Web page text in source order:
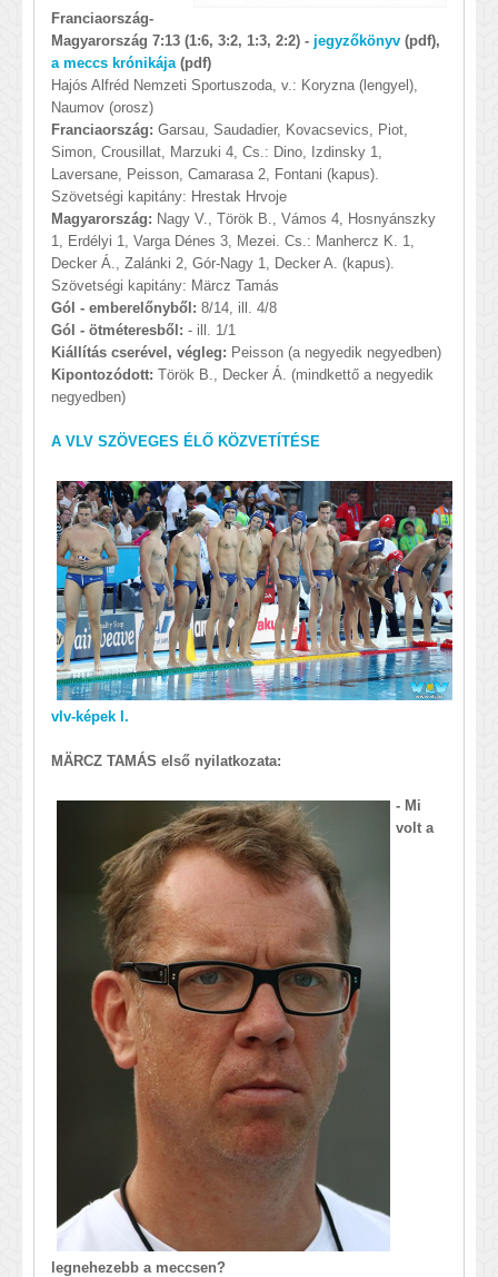
Franciaország-
Magyarország 7:13 (1:6, 3:2, 1:3, 2:2) - jegyzőkönyv (pdf),
a meccs krónikája (pdf)
Hajós Alfréd Nemzeti Sportuszoda, v.: Koryzna (lengyel),
Naumov (orosz)
Franciaország: Garsau, Saudadier, Kovacsevics, Piot,
Simon, Crousillat, Marzuki 4, Cs.: Dino, Izdinsky 1,
Laversane, Peisson, Camarasa 2, Fontani (kapus).
Szövetségi kapitány: Hrestak Hrvoje
Magyarország: Nagy V., Török B., Vámos 4, Hosnyánszky
1, Erdélyi 1, Varga Dénes 3, Mezei. Cs.: Manhercz K. 1,
Decker Á., Zalánki 2, Gór-Nagy 1, Decker A. (kapus).
Szövetségi kapitány: Märcz Tamás
Gól - emberelőnyből: 8/14, ill. 4/8
Gól - ötméteresből: - ill. 1/1
Kiállítás cserével, végleg: Peisson (a negyedik negyedben)
Kipontozódott: Török B., Decker Á. (mindkettő a negyedik
negyedben)
A VLV SZÖVEGES ÉLŐ KÖZVETÍTÉSE
vlv-képek I.
MÄRCZ TAMÁS első nyilatkozata:
- Mi
volt a
legnehezebb a meccsen?